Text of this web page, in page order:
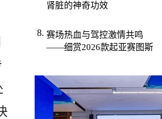
肾脏的神奇功效
赛场热血与驾控激情共鸣
——细赏2026款起亚赛图斯